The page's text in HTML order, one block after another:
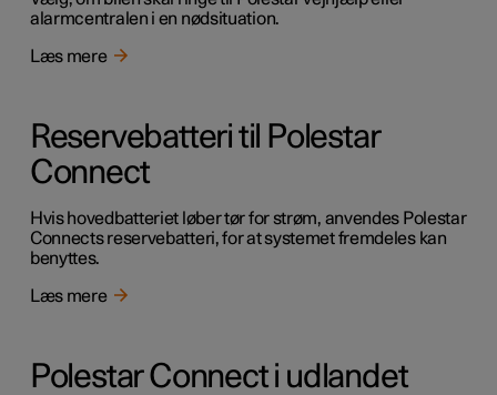
alarmcentralen i en nødsituation.
Læs mere
Reservebatteri til Polestar
Connect
Hvis hovedbatteriet løber tør for strøm, anvendes Polestar
Connects reservebatteri, for at systemet fremdeles kan
benyttes.
Læs mere
Polestar Connect i udlandet